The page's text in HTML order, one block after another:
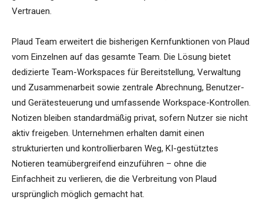
Vertrauen.
Plaud Team erweitert die bisherigen Kernfunktionen von Plaud
vom Einzelnen auf das gesamte Team. Die Lösung bietet
dedizierte Team-Workspaces für Bereitstellung, Verwaltung
und Zusammenarbeit sowie zentrale Abrechnung, Benutzer-
und Gerätesteuerung und umfassende Workspace-Kontrollen.
Notizen bleiben standardmäßig privat, sofern Nutzer sie nicht
aktiv freigeben. Unternehmen erhalten damit einen
strukturierten und kontrollierbaren Weg, KI-gestütztes
Notieren teamübergreifend einzuführen – ohne die
Einfachheit zu verlieren, die die Verbreitung von Plaud
ursprünglich möglich gemacht hat.